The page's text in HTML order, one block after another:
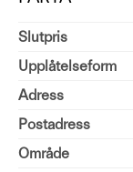
Slutpris
Upplåtelseform
Adress
Postadress
Område